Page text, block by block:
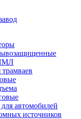
автомобилей
источников